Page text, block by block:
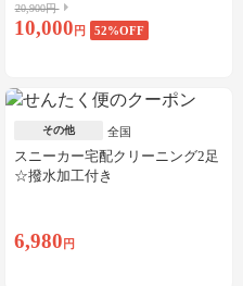
20,900円
10,000 円 52%OFF
その他 全国
スニーカー宅配クリーニング2足
☆撥水加工付き
6,980 円